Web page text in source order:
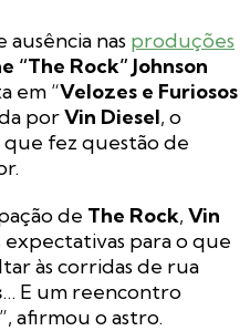
nas produções
“The Rock” Johnson
em “Velozes e Furiosos
porVin Diesel, o
que fez questão de
de The Rock, Vin
para o que
às corridas de rua
… E um reencontro
afirmou o astro.